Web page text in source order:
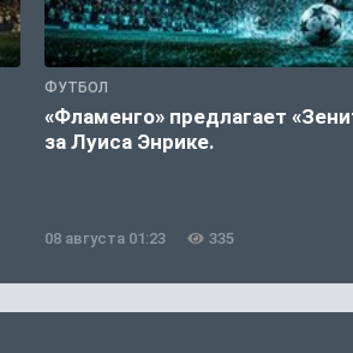
ФУТБОЛ
«Фламенго» предлагает
за Луиса Энрике.
08 августа 01:23 335